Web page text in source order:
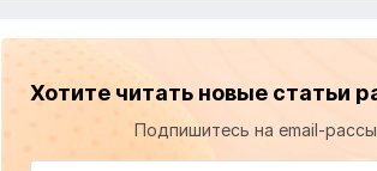
Хотите читать новые статьи
Подпишитесь на email-